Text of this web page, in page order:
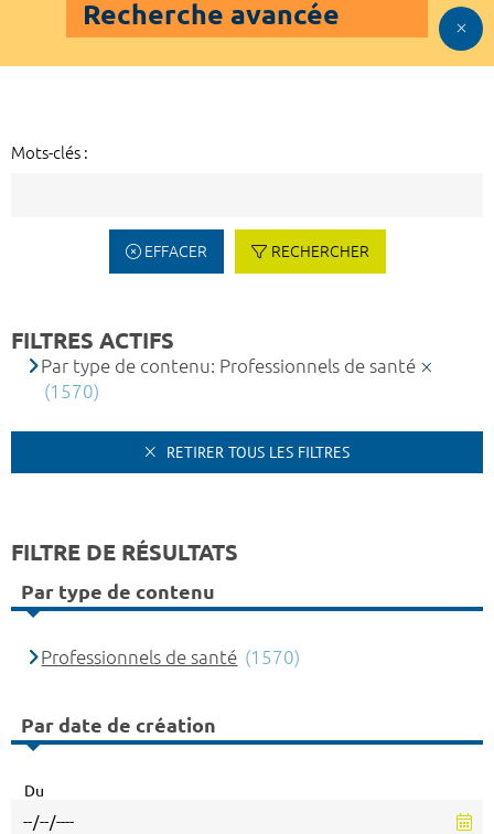
Recherche avancée
Mots-clés :
EFFACER RECHERCHER
FILTRES ACTIFS
Par type de contenu: Professionnels de santé
(1570)
RETIRER TOUS LES FILTRES
FILTRE DE RÉSULTATS
Par type de contenu
Professionnels de santé (1570)
Par date de création
Du